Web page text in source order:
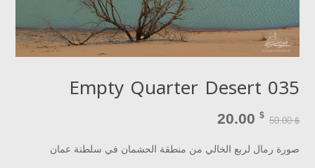
Empty Quarter Desert 035
50.00$
20.00 $
صورة رمال لربع الخالي من منطقة الحشمان في سلطنة عمان